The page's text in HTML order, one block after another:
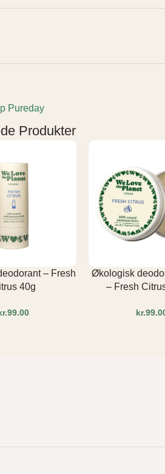
Pureday
Produkter
– Fresh
40g
Økologisk
– Fresh
kr.